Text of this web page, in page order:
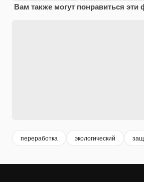
Вам также могут понравиться эти
переработка экологический